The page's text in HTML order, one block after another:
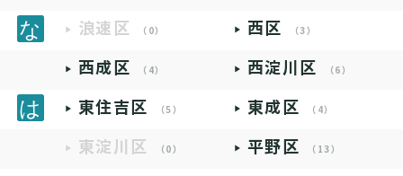
浪速区 （0） 西区 （3）
西成区 （4） 西淀川区 （6）
東住吉区 （5） 東成区 （4）
東淀川区 （0） 平野区 （13）